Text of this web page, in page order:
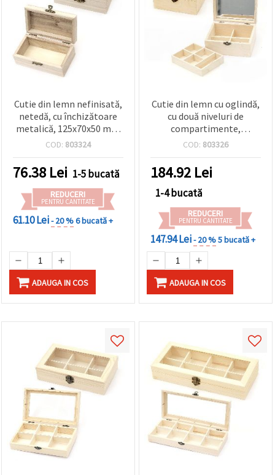
Cutie din lemn nefinisată,
netedă, cu închizătoare
metalică, 125x70x50 mm
– pentru decorat, DIY &
COD: 803324
76.38 Lei 1-5 bucată
REDUCERI
PENTRU CANTITATE
61.10 Lei- 20 %6 bucată +
ADAUGA IN COS
Cutie din lemn cu oglindă,
cu două niveluri de
compartimente,
150x120x70 mm
COD: 803326
184.92 Lei
1-4 bucată
REDUCERI
PENTRU CANTITATE
147.94 Lei- 20 %5 bucată +
ADAUGA IN COS